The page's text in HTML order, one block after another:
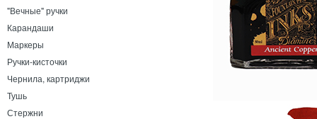
"Вечные" ручки
Карандаши
Маркеры
Ручки-кисточки
Чернила, картриджи
Тушь
Стержни